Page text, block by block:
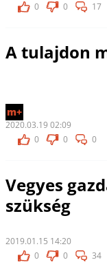
0
0 17
A tulajdon
m+
2020.03.19 02:09
0
0 0
Vegyes
szükség
2019.01.15 14:20
0
0 34